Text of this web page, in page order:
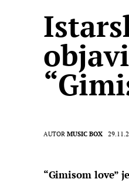
AUTOR MUSIC BOX
“Gimisom love”